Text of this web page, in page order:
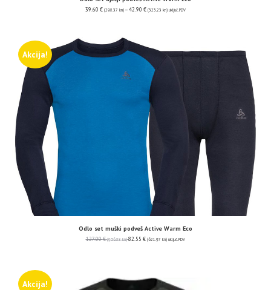
39.60 € (298.37 kn) –42.90 € (323.23 kn) uključ. PDV
Akcija!
Odlo set muški podveš Active Warm Eco
127.00€ (956.88 kn) 82.55 € (621.97 kn) uključ. PDV
Akcija!